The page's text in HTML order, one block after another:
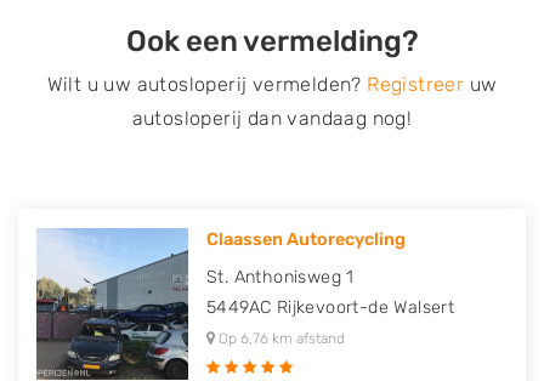
Ook een vermelding?
Wilt u uw autosloperij vermelden? Registreer uw
autosloperij dan vandaag nog!
Claassen Autorecycling
St. Anthonisweg 1
5449AC Rijkevoort-de Walsert
Op 6,76 km afstand